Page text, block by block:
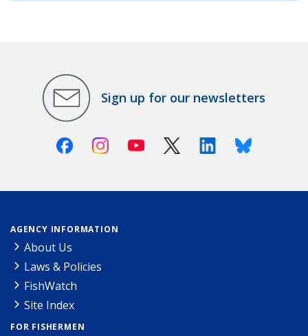
Sign up for our newsletters
FacebookInstagramYoutube X (Twitter)LinkedinBluesky
AGENCY INFORMATION
About Us
Laws & Policies
FishWatch
Site Index
FOR FISHERMEN